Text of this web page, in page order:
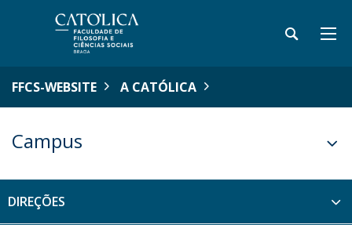
FFCS-WEBSITE A CATÓLICA
Campus
DIREÇÕES